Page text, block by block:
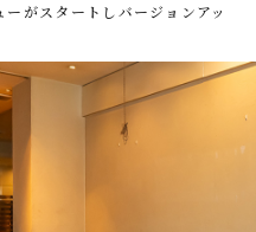
がスタートしバージョンアッ